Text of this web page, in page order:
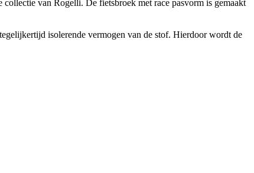
van Rogelli. De fietsbroek met race pasvorm is gemaakt
isolerende vermogen van de stof. Hierdoor wordt de